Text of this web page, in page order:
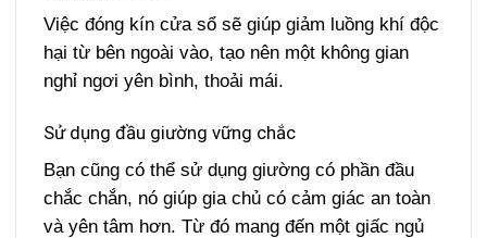
Việc đóng kín cửa sổ sẽ giúp giảm luồng khí độc
hại từ bên ngoài vào, tạo nên một không gian
nghỉ ngơi yên bình, thoải mái.
Sử dụng đầu giường vững chắc
Bạn cũng có thể sử dụng giường có phần đầu
chắc chắn, nó giúp gia chủ có cảm giác an toàn
và yên tâm hơn. Từ đó mang đến một giấc ngủ